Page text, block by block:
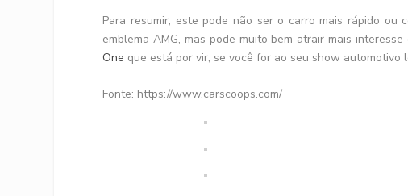
Para resumir, este pode não ser o carro mais rápido ou
emblema AMG, mas pode muito bem atrair mais
One que está por vir, se você for ao seu show automotivo
Fonte: https://www.carscoops.com/